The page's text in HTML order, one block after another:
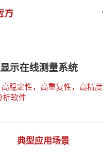
示在线测量系统
稳定性，高重复性，高精度
析软件
典型应用场景